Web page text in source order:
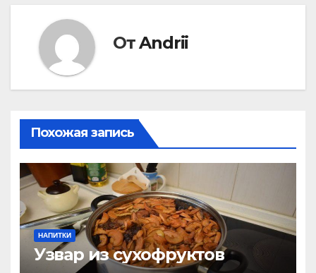
записям
ОтAndrii
Похожая запись
НАПИТКИ
Узвар из сухофруктов